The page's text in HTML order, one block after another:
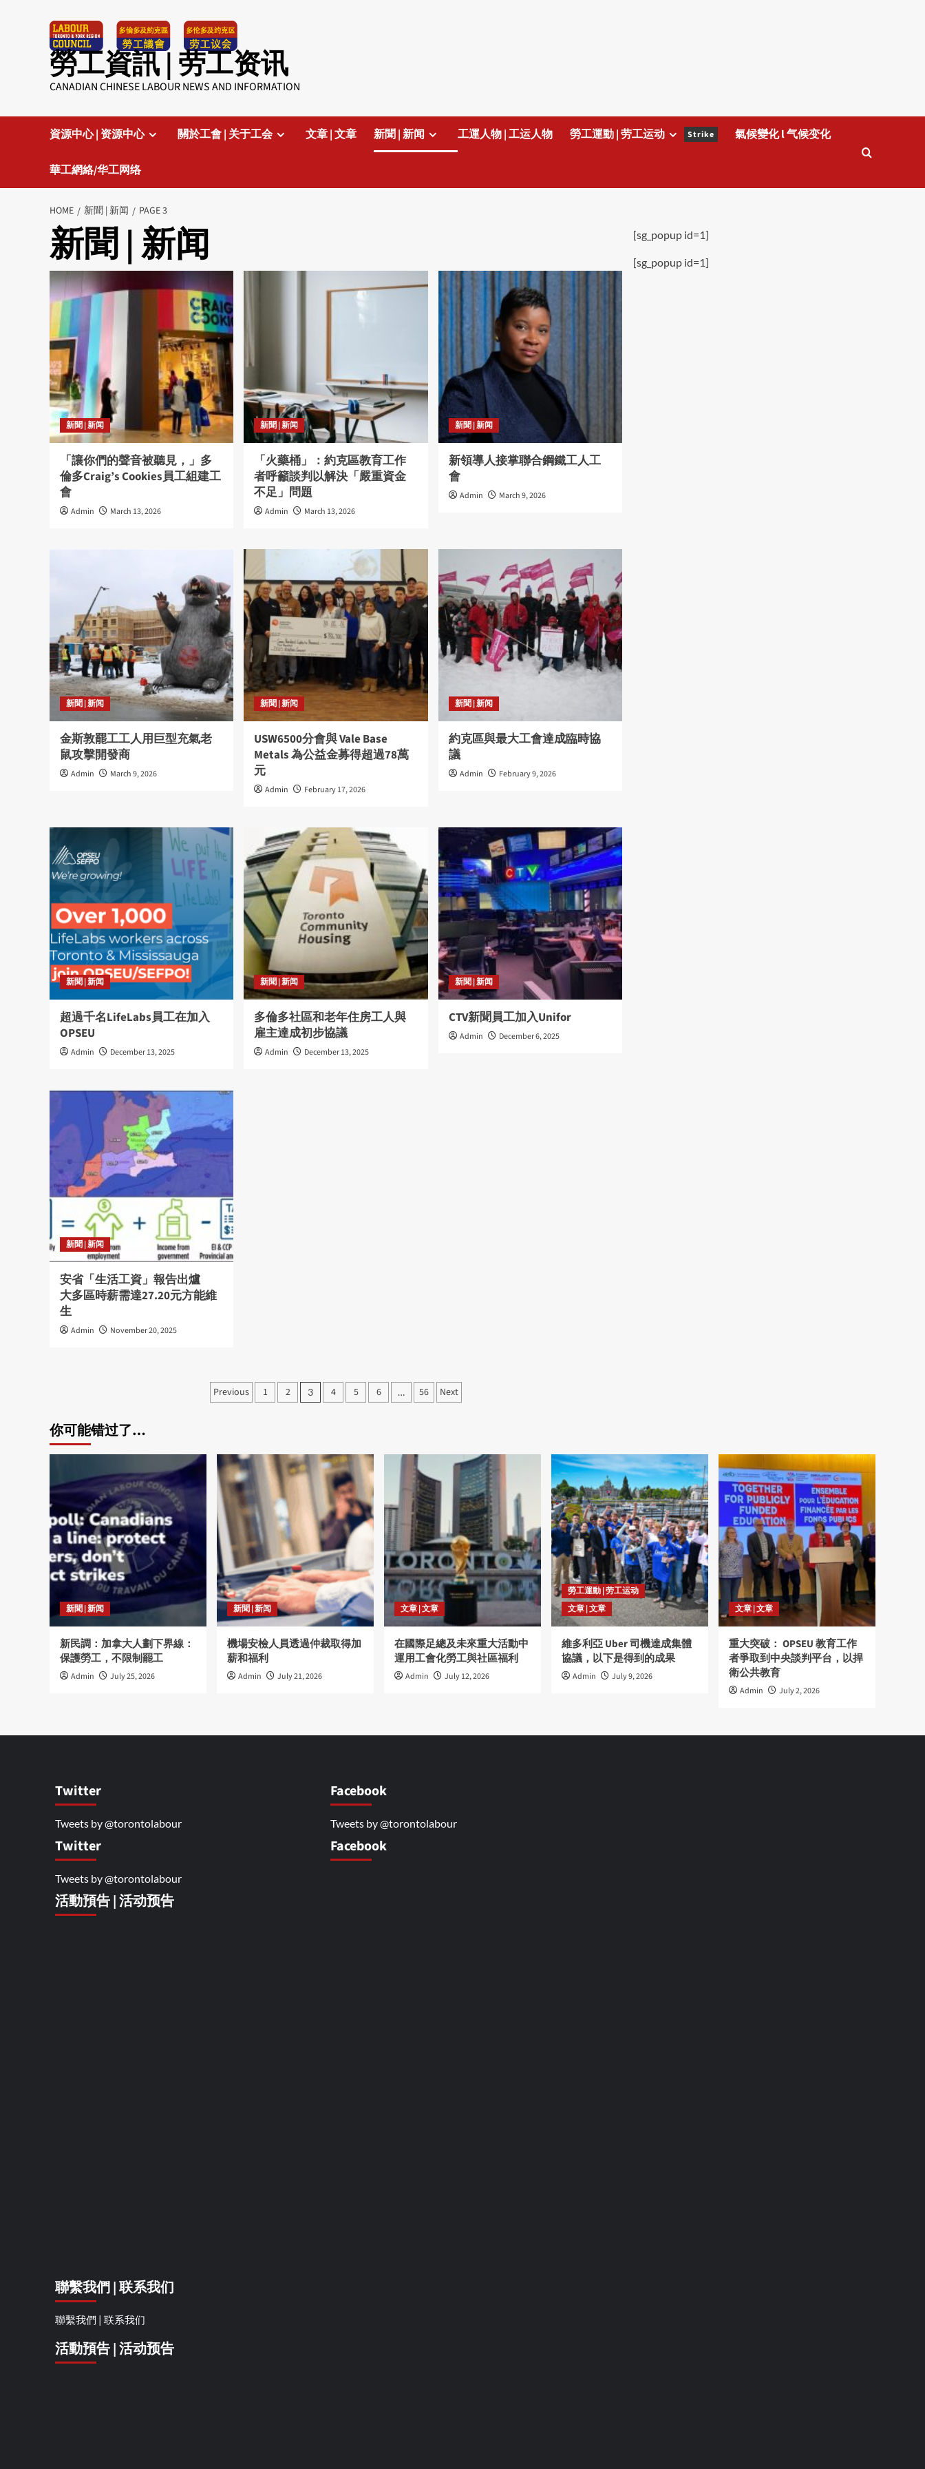
勞工資訊 | 劳工资讯
CANADIAN CHINESE LABOUR NEWS AND INFORMATION
資源中心 | 资源中心 關於工會 | 关于工会 文章 | 文章 新聞 | 新闻 工運人物 | 工运人物 勞工運動 | 劳工运动 Strike 氣候變化 l 气候变化
華工網絡/华工网络
HOME 新聞 | 新闻 PAGE 3
新聞 | 新闻
新聞 | 新闻
「讓你們的聲音被聽見，」多
倫多Craig’s Cookies員工組建工
會
Admin March 13, 2026
新聞 | 新闻
「火藥桶」：約克區教育工作
者呼籲談判以解決「嚴重資金
不足」問題
Admin March 13, 2026
新聞 | 新闻
新領導人接掌聯合鋼鐵工人工
會
Admin March 9, 2026
新聞 | 新闻
金斯敦罷工工人用巨型充氣老
鼠攻擊開發商
Admin March 9, 2026
新聞 | 新闻
USW6500分會與 Vale Base
Metals 為公益金募得超過78萬
元
Admin February 17, 2026
新聞 | 新闻
約克區與最大工會達成臨時協
議
Admin February 9, 2026
新聞 | 新闻
超過千名LifeLabs員工在加入
OPSEU
Admin December 13, 2025
新聞 | 新闻
多倫多社區和老年住房工人與
雇主達成初步協議
Admin December 13, 2025
新聞 | 新闻
CTV新聞員工加入Unifor
Admin December 6, 2025
新聞 | 新闻
安省「生活工資」報告出爐
大多區時薪需達27.20元方能維
生
Admin November 20, 2025
Posts
Previous 1 2 3 4 5 6 … 56 Next
[sg_popup id=1]
[sg_popup id=1]
你可能错过了…
新聞 | 新闻
新民調：加拿大人劃下界線：
保護勞工，不限制罷工
Admin July 25, 2026
新聞 | 新闻
機場安檢人員透過仲裁取得加
薪和福利
Admin July 21, 2026
文章 | 文章
在國際足總及未來重大活動中
運用工會化勞工與社區福利
Admin July 12, 2026
勞工運動 | 劳工运动
文章 | 文章
維多利亞 Uber 司機達成集體
協議，以下是得到的成果
Admin July 9, 2026
文章 | 文章
重大突破： OPSEU 教育工作
者爭取到中央談判平台，以捍
衛公共教育
Admin July 2, 2026
Twitter
Tweets by @torontolabour
Twitter
Tweets by @torontolabour
Facebook
Tweets by @torontolabour
Facebook
活動預告 | 活动预告
聯繫我們 | 联系我们
聯繫我們 | 联系我们
活動預告 | 活动预告